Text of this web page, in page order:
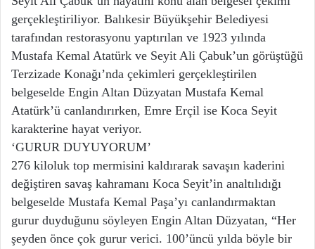
gerçekleştiriliyor. Balıkesir Büyükşehir Belediyesi
tarafından restorasyonu yaptırılan ve 1923 yılında
Mustafa Kemal Atatürk ve Seyit Ali Çabuk’un görüştüğü
Terzizade Konağı’nda çekimleri gerçekleştirilen
belgeselde Engin Altan Düzyatan Mustafa Kemal
Atatürk’ü canlandırırken, Emre Erçil ise Koca Seyit
karakterine hayat veriyor.
‘GURUR DUYUYORUM’
276 kiloluk top mermisini kaldırarak savaşın kaderini
değiştiren savaş kahramanı Koca Seyit’in analtılıdığı
belgeselde Mustafa Kemal Paşa’yı canlandırmaktan
gurur duyduğunu söyleyen Engin Altan Düzyatan, “Her
şeyden önce çok gurur verici. 100’üncü yılda böyle bir